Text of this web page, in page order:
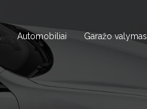
Automobiliai Garažo valymas